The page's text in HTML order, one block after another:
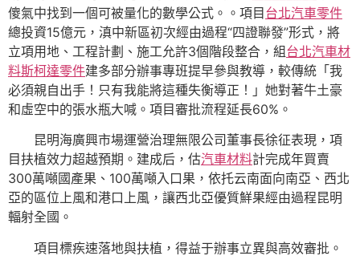
傻氣中找到一個可被量化的數學公式。。項目台北汽車零件
總投資15億元，滇中新區初次經由過程“四證聯發”形式，將
立項用地、工程計劃、施工允許3個階段整合，組台北汽車材
料斯柯達零件建多部分辦事專班提早參與教導，較傳統「我
必須親自出手！只有我能將這種失衡導正！」她對著牛土豪
和虛空中的張水瓶大喊。項目審批流程延長60%。
昆明海廣興市場運營治理無限公司董事長徐征表現，項
目扶植效力超越預期。建成后，估汽車材料計完成年買賣
300萬噸國產果、100萬噸入口果，依托云南面向南亞、西北
亞的區位上風和港口上風，讓西北亞優質鮮果經由過程昆明
輻射全國。
項目標疾速落地與扶植，得益于辦事立異與高效審批。